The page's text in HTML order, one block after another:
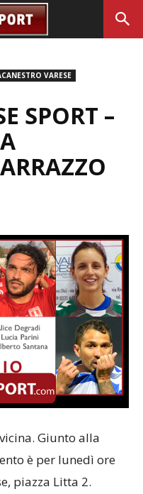
VARESE
SPORT –
Giunto alla
è per lunedì ore
piazza Litta 2.